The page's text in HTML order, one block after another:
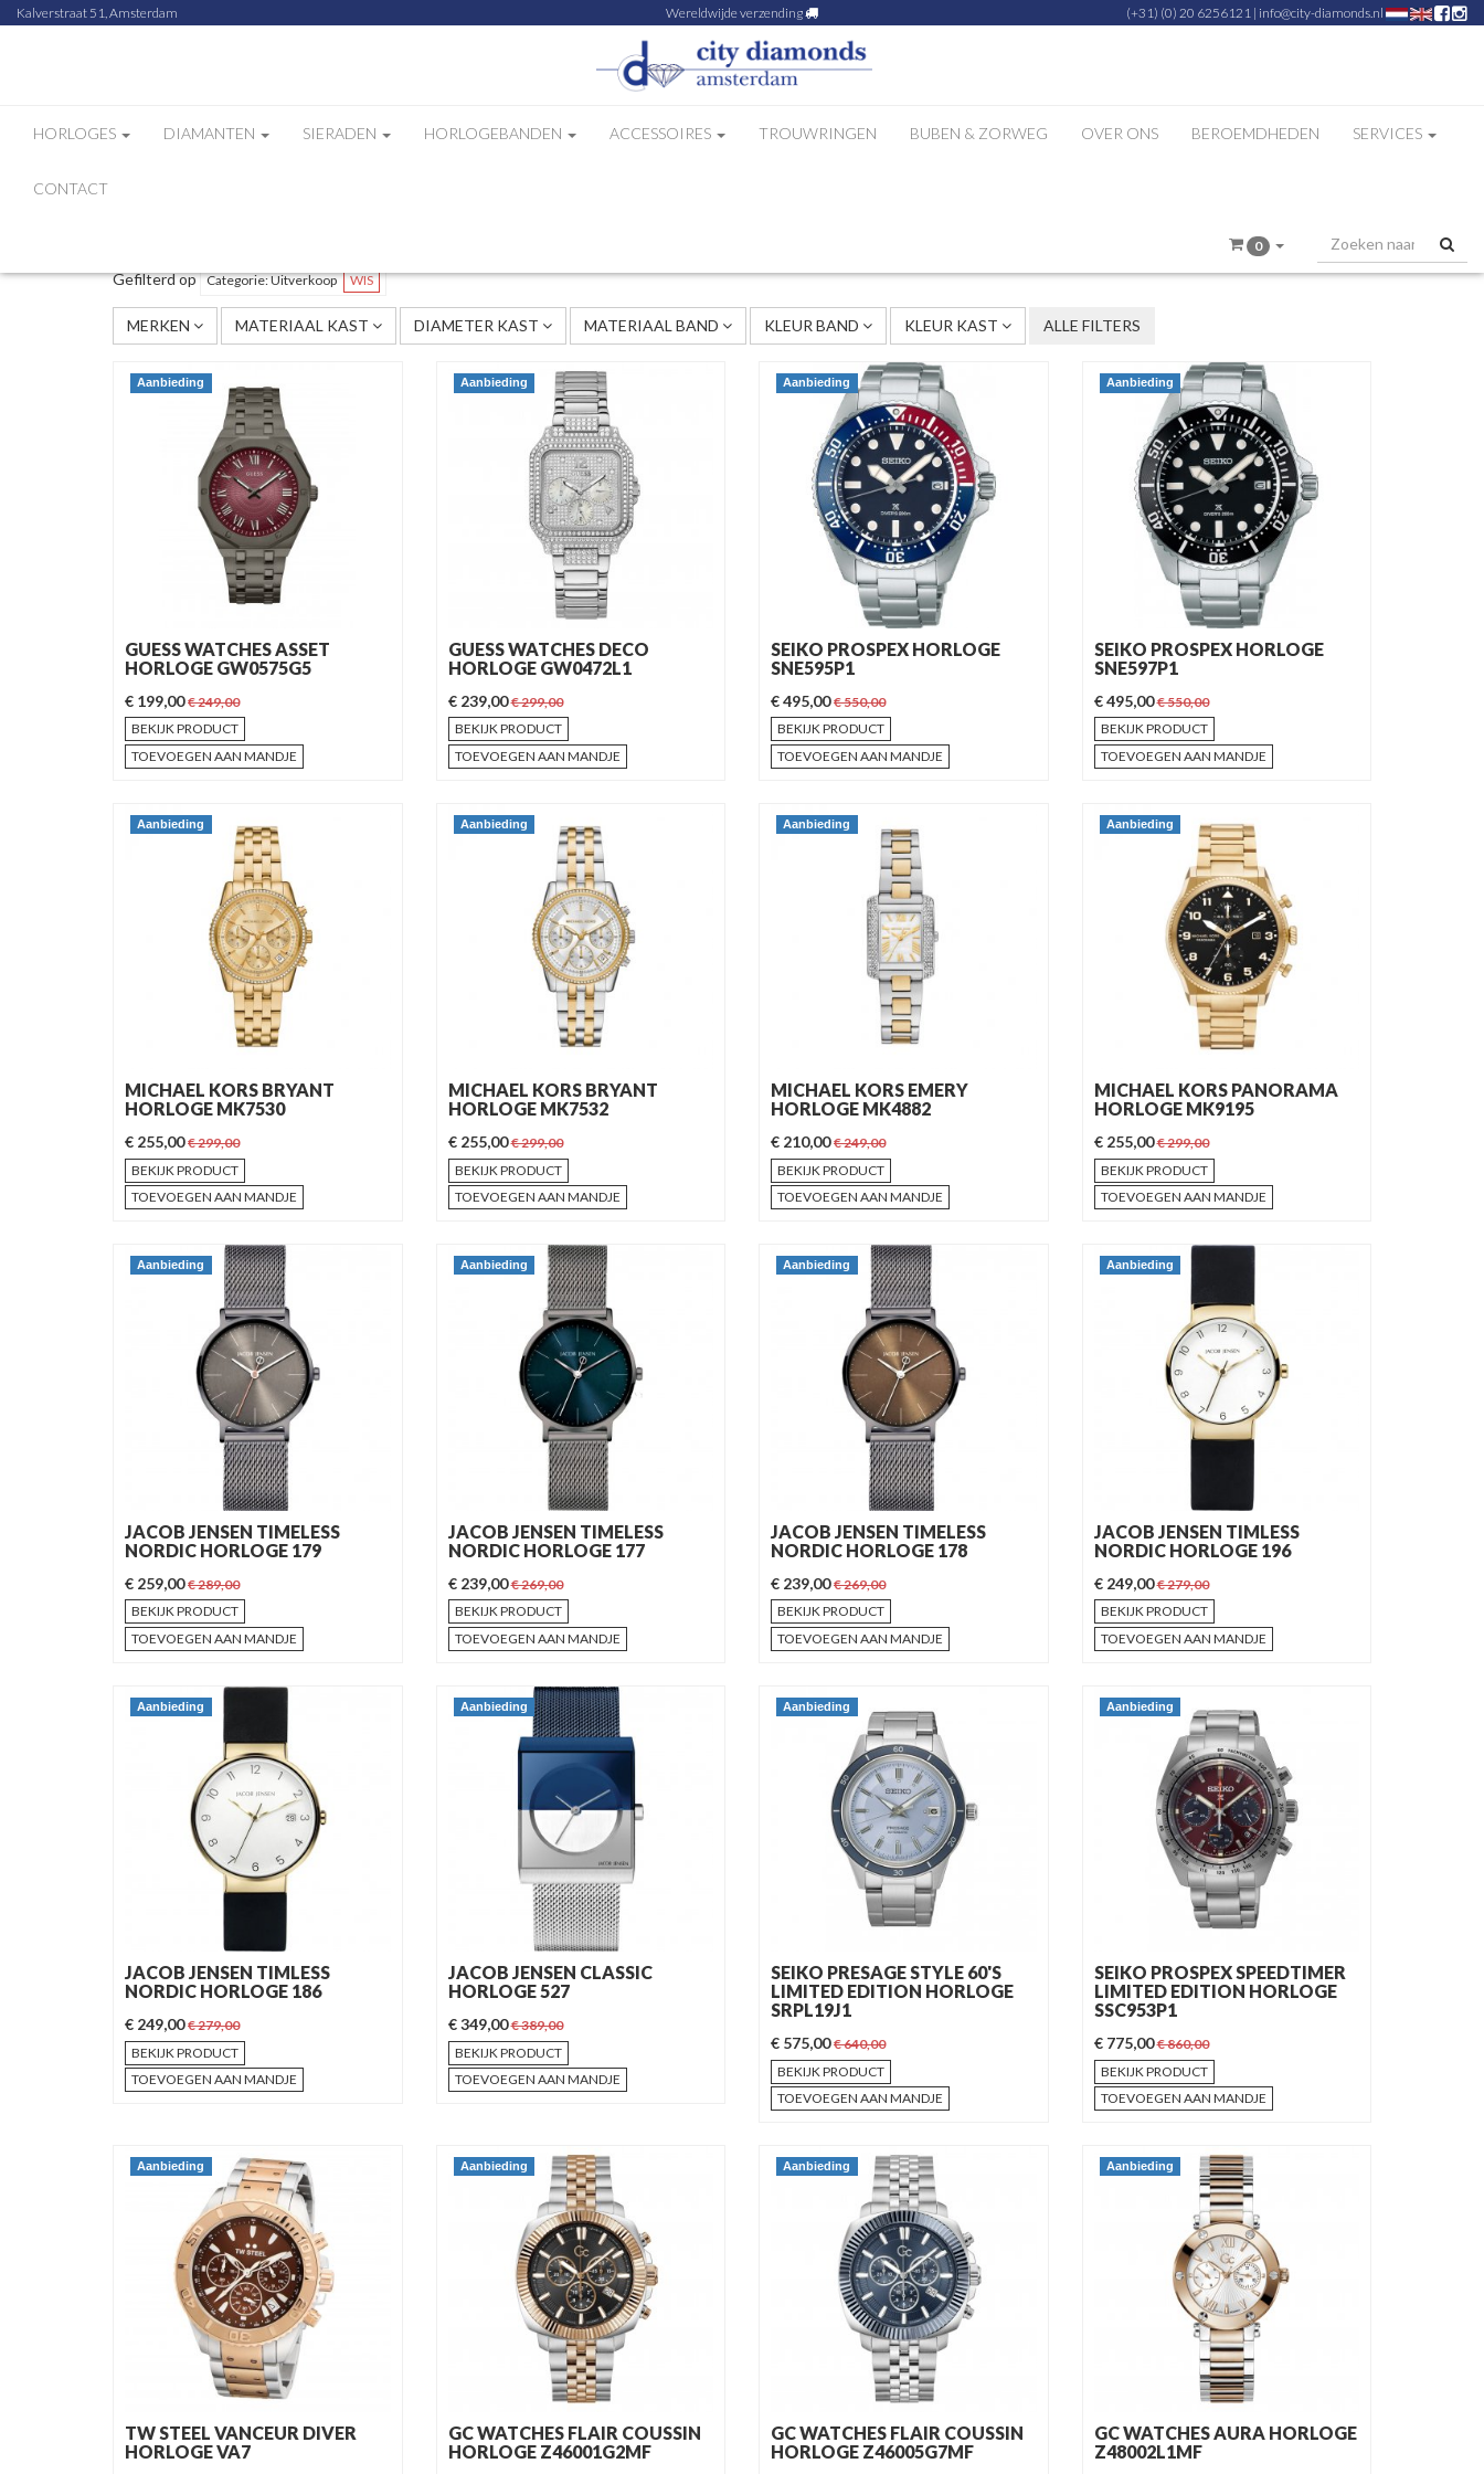
Kalverstraat 51, Amsterdam Wereldwijde verzending (+31) (0) 20 6256121 | info@city-diamonds.nl
HORLOGES DIAMANTEN SIERADEN HORLOGEBANDEN ACCESSOIRES TROUWRINGEN BUBEN & ZORWEG OVER ONS BEROEMDHEDEN SERVICES
CONTACT
0
Gefilterd op Categorie: Uitverkoop WIS
MERKEN MATERIAAL KAST DIAMETER KAST MATERIAAL BAND KLEUR BAND KLEUR KAST ALLE FILTERS
Aanbieding
GUESS WATCHES ASSET
HORLOGE GW0575G5
€ 199,00€ 249,00
BEKIJK PRODUCT
TOEVOEGEN AAN MANDJE
Aanbieding
GUESS WATCHES DECO
HORLOGE GW0472L1
€ 239,00€ 299,00
BEKIJK PRODUCT
TOEVOEGEN AAN MANDJE
Aanbieding
SEIKO PROSPEX HORLOGE
SNE595P1
€ 495,00€ 550,00
BEKIJK PRODUCT
TOEVOEGEN AAN MANDJE
Aanbieding
SEIKO PROSPEX HORLOGE
SNE597P1
€ 495,00€ 550,00
BEKIJK PRODUCT
TOEVOEGEN AAN MANDJE
Aanbieding
MICHAEL KORS BRYANT
HORLOGE MK7530
€ 255,00€ 299,00
BEKIJK PRODUCT
TOEVOEGEN AAN MANDJE
Aanbieding
MICHAEL KORS BRYANT
HORLOGE MK7532
€ 255,00€ 299,00
BEKIJK PRODUCT
TOEVOEGEN AAN MANDJE
Aanbieding
MICHAEL KORS EMERY
HORLOGE MK4882
€ 210,00€ 249,00
BEKIJK PRODUCT
TOEVOEGEN AAN MANDJE
Aanbieding
MICHAEL KORS PANORAMA
HORLOGE MK9195
€ 255,00€ 299,00
BEKIJK PRODUCT
TOEVOEGEN AAN MANDJE
Aanbieding
JACOB JENSEN TIMELESS
NORDIC HORLOGE 179
€ 259,00€ 289,00
BEKIJK PRODUCT
TOEVOEGEN AAN MANDJE
Aanbieding
JACOB JENSEN TIMELESS
NORDIC HORLOGE 177
€ 239,00€ 269,00
BEKIJK PRODUCT
TOEVOEGEN AAN MANDJE
Aanbieding
JACOB JENSEN TIMELESS
NORDIC HORLOGE 178
€ 239,00€ 269,00
BEKIJK PRODUCT
TOEVOEGEN AAN MANDJE
Aanbieding
JACOB JENSEN TIMLESS
NORDIC HORLOGE 196
€ 249,00€ 279,00
BEKIJK PRODUCT
TOEVOEGEN AAN MANDJE
Aanbieding
JACOB JENSEN TIMLESS
NORDIC HORLOGE 186
€ 249,00€ 279,00
BEKIJK PRODUCT
TOEVOEGEN AAN MANDJE
Aanbieding
JACOB JENSEN CLASSIC
HORLOGE 527
€ 349,00€ 389,00
BEKIJK PRODUCT
TOEVOEGEN AAN MANDJE
Aanbieding
SEIKO PRESAGE STYLE 60'S
LIMITED EDITION HORLOGE
SRPL19J1
€ 575,00€ 640,00
BEKIJK PRODUCT
TOEVOEGEN AAN MANDJE
Aanbieding
SEIKO PROSPEX SPEEDTIMER
LIMITED EDITION HORLOGE
SSC953P1
€ 775,00€ 860,00
BEKIJK PRODUCT
TOEVOEGEN AAN MANDJE
Aanbieding
TW STEEL VANCEUR DIVER
HORLOGE VA7
Aanbieding
GC WATCHES FLAIR COUSSIN
HORLOGE Z46001G2MF
Aanbieding
GC WATCHES FLAIR COUSSIN
HORLOGE Z46005G7MF
Aanbieding
GC WATCHES AURA HORLOGE
Z48002L1MF